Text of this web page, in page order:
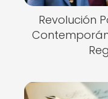
Revolución